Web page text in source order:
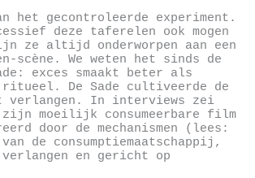
het gecontroleerde experiment.
deze taferelen ook mogen
ze altijd onderworpen aan een
scène. We weten het sinds de
exces smaakt beter als
ritueel. De Sade cultiveerde de
verlangen. In interviews zei
moeilijk consumeerbare film
door de mechanismen (lees:
de consumptiemaatschappij,
verlangen en gericht op